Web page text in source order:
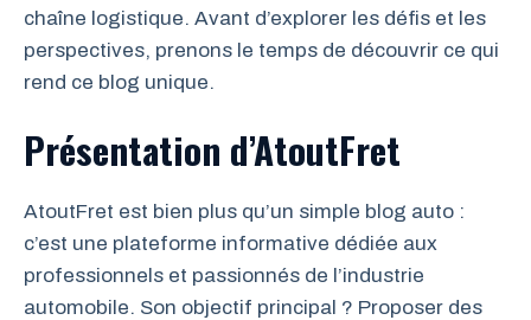
chaîne logistique. Avant d’explorer les défis et les
perspectives, prenons le temps de découvrir ce qui
rend ce blog unique.
Présentation d’AtoutFret
AtoutFret est bien plus qu’un simple blog auto :
c’est une plateforme informative dédiée aux
professionnels et passionnés de l’industrie
automobile. Son objectif principal ? Proposer des